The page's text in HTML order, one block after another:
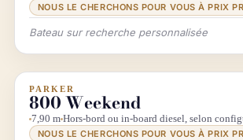
NOUS LE CHERCHONS POUR VOUS À PRIX
Bateau sur recherche personnalisée
INFO & RECHERCHE
PARKER
800 Weekend
7,90 m Hors-bord ou in-board diesel, selon
NOUS LE CHERCHONS POUR VOUS À PRIX